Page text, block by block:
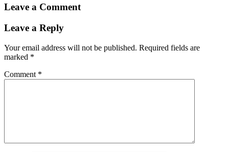
Leave a Comment
Leave a Reply
Your email address will not be published. Required fields are
marked *
Comment *